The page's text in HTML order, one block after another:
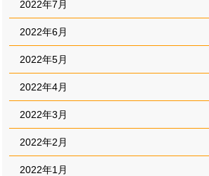
2022年7月
2022年6月
2022年5月
2022年4月
2022年3月
2022年2月
2022年1月